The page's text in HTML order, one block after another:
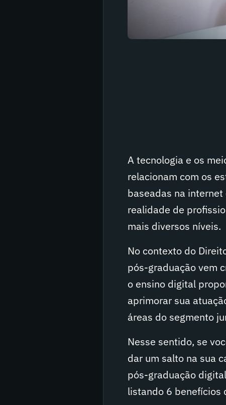
A tecnologia e os
relacionam com os
baseadas na
realidade de
mais diversos níveis.
No contexto do
pós-graduação vem
o ensino digital
aprimorar sua
áreas do segmento
Nesse sentido, se
dar um salto na sua
pós-graduação
listando 6 benefícios